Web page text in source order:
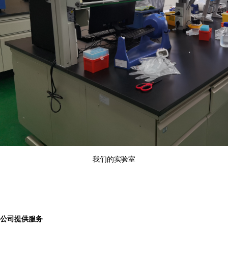
我们的实验室
公司提供服务